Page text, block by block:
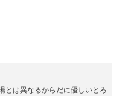
とは異なるからだに優しいとろ